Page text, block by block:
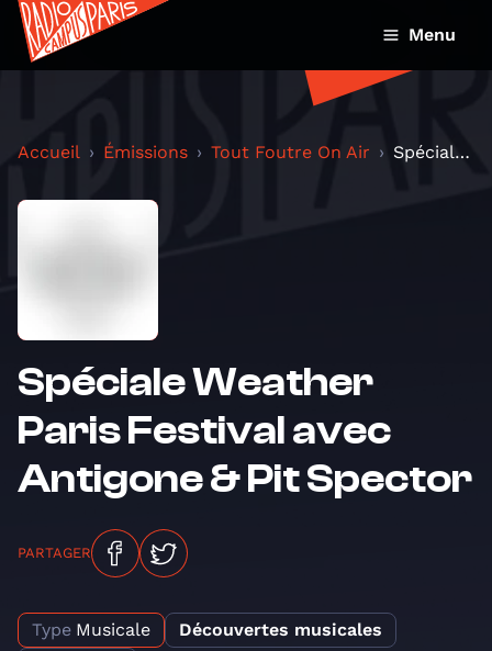
Menu
Accueil Émissions Tout Foutre On Air Spéciale Weather Paris Festival avec Antigone & Pi...
Spéciale Weather
Paris Festival avec
Antigone & Pit Spector
PARTAGER
Type Musicale
Découvertes musicales